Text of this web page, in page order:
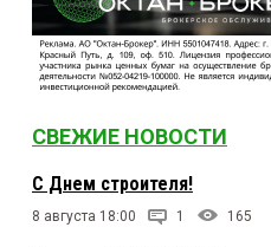
СВЕЖИЕ НОВОСТИ
С Днем строителя!
8 августа 18:00 1 165